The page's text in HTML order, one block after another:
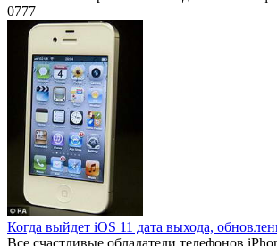
0777
Когда выйдет iOS 11 дата выхода,
Все счастливые обладатели телефонов